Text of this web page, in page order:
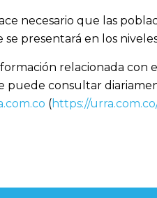
necesario que las
presentará en los
relacionada con
puede consultar
(https://